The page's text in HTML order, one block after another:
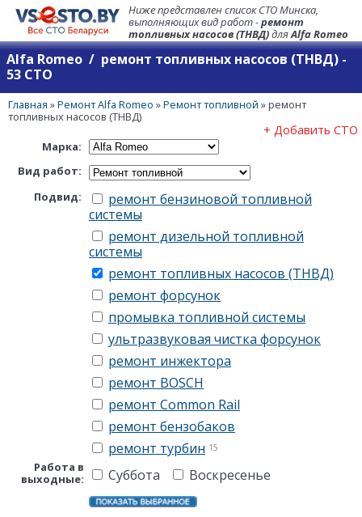
Ниже представлен список СТО Минска,
выполняющих вид работ -ремонт
топливных насосов (ТНВД)дляAlfa Romeo
Alfa Romeo / ремонт топливных насосов (ТНВД) -
53 СТО
Главная »Ремонт Alfa Romeo »Ремонт топливной »ремонт
топливных насосов (ТНВД)
+ Добавить СТО
Марка:
Вид работ:
Подвид:
ремонт бензиновой топливной
системы
ремонт дизельной топливной
системы
ремонт топливных насосов (ТНВД)
ремонт форсунок
промывка топливной системы
ультразвуковая чистка форсунок
ремонт инжектора
ремонт BOSCH
ремонт Common Rail
ремонт бензобаков
ремонт турбин 15
Работа в
выходные:
Суббота Воскресенье